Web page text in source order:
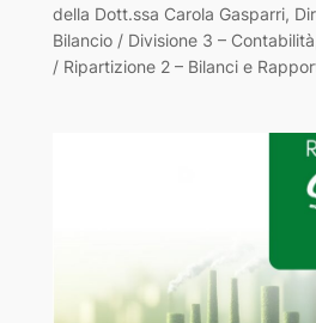
della Dott.ssa Carola Gasparri,
Bilancio / Divisione 3 –
/ Ripartizione 2 – Bilanci e